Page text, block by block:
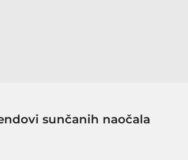
sunčanih naočala